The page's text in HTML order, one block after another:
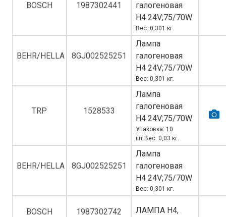
BOSCH 1987302441
галогеновая
H4 24V;75/70W
Вес: 0,301 кг.
BEHR/HELLA 8GJ002525251
Лампа
галогеновая
H4 24V;75/70W
Вес: 0,301 кг.
TRP 1528533
Лампа
галогеновая
H4 24V;75/70W
Упаковка: 10
шт.Вес: 0,03 кг.
BEHR/HELLA 8GJ002525251
Лампа
галогеновая
H4 24V;75/70W
Вес: 0,301 кг.
BOSCH 1987302742
ЛАМПА H4,